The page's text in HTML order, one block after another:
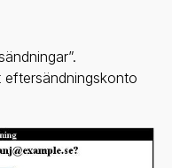
eftersändningskonto